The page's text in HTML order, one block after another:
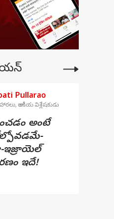
Pullarao
రాజకీయ విశ్లేషకుడు
అంటే
ఇదే!